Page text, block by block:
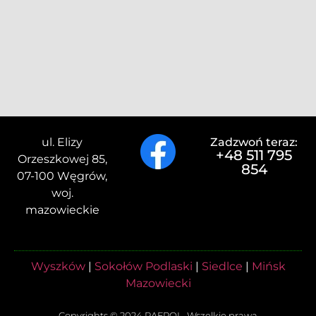
Zadzwoń teraz:
+48 511 795
854
ul. Elizy
Orzeszkowej 85,
07-100 Węgrów,
woj.
mazowieckie
Wyszków| Sokołów Podlaski | Siedlce | Mińsk
Mazowiecki